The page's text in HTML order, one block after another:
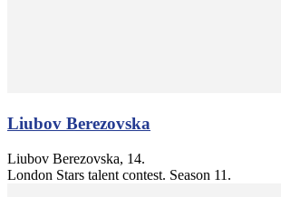
Liubov Berezovska
Liubov Berezovska, 14.
London Stars talent contest. Season 11.